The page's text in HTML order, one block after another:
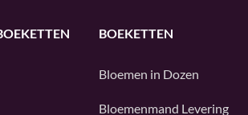
BOEKETTEN
Bloemen in Dozen
Bloemenmand Levering